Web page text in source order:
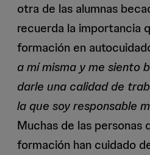
otra de las alumnas
recuerda la importancia
formación en
a mí misma y me siento
darle una calidad de
la que soy responsable
Muchas de las personas
formación han cuidado